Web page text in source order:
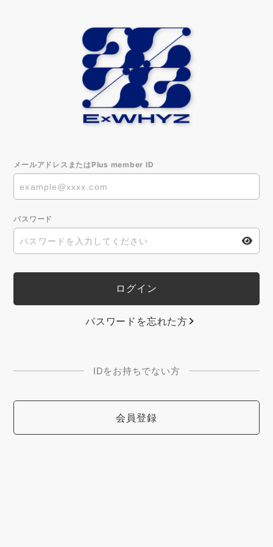
メールアドレスまたはPlus member ID
パスワード
パスワードを忘れた方
IDをお持ちでない方
会員登録